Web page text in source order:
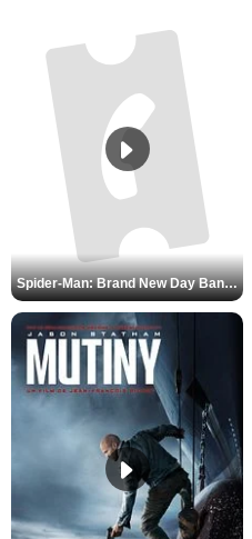
Spider-Man: Brand New Day Bande-annonce VO STFR